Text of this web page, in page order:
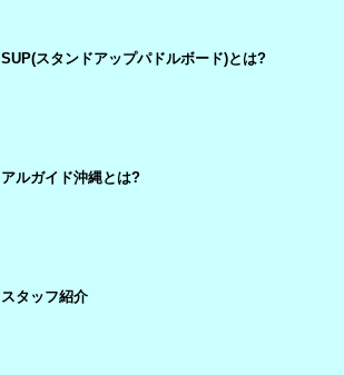
SUP(スタンドアップパドルボード)とは?
アルガイド沖縄とは?
スタッフ紹介